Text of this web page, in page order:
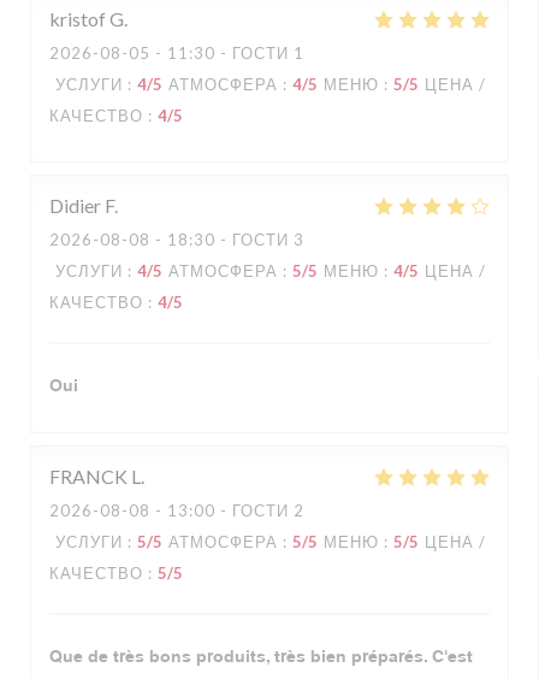
kristof G
2026-08-05 - 11:30 - ГОСТИ 1
УСЛУГИ : 4/5 АТМОСФЕРА : 4/5 МЕНЮ : 5/5 ЦЕНА /
КАЧЕСТВО : 4/5
Didier F
2026-08-08 - 18:30 - ГОСТИ 3
УСЛУГИ : 4/5 АТМОСФЕРА : 5/5 МЕНЮ : 4/5 ЦЕНА /
КАЧЕСТВО : 4/5
Oui
FRANCK L
2026-08-08 - 13:00 - ГОСТИ 2
УСЛУГИ : 5/5 АТМОСФЕРА : 5/5 МЕНЮ : 5/5 ЦЕНА /
КАЧЕСТВО : 5/5
Que de très bons produits, très bien préparés. C'est